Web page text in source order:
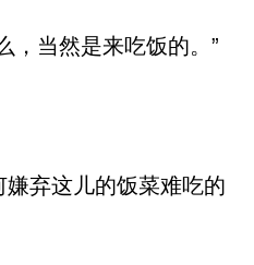
当然是来吃饭的。”
弃这儿的饭菜难吃的